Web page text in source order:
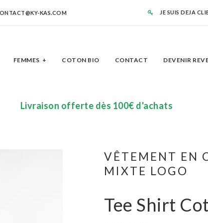
KAS.COM JE SUIS DEJA
FEMMES COTON BIO CONTACT DEVENIR
Livraison offerte dès 100€ d'achats
VÊTEMENT EN
MIXTE LOGO
Tee Shirt